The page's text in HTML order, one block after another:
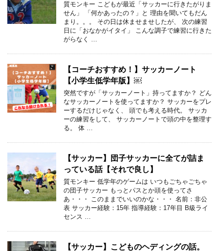
質モンキー こどもが最近「サッカーに行きたがりま
せん」 「何かあったの？」と 理由を聞いてもだん
まり。。。 その日は休ませませしたが、 次の練習
日に「おなかがイタイ」 こんな調子で練習に行きた
がらなく …
【コーチおすすめ！】サッカーノート
【小学生低学年版】￼
突然ですが「サッカーノート」持ってますか？ どん
なサッカーノートを使ってますか？ サッカーをプレ
ーするだけじゃなく、 頭でも考える時代。 サッカ
ーの練習をして、 サッカーノートで頭の中を整理す
る。 体 …
【サッカー】団子サッカーに全てが詰ま
っている話【それで良し】
質モンキー 低学年のゲームは いつもごちゃごちゃ
の団子サッカー もっとパスとか頭を使ってさ
あ・・・ このままでいいのかな・・・ 名前：非公
表 サッカー経験：15年 指導経験：17年目 B級ライ
センス …
【サッカー】こどものヘディングの話。